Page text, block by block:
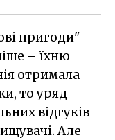
пригоди"
– їхню
отримала
то уряд
відгуків
Але